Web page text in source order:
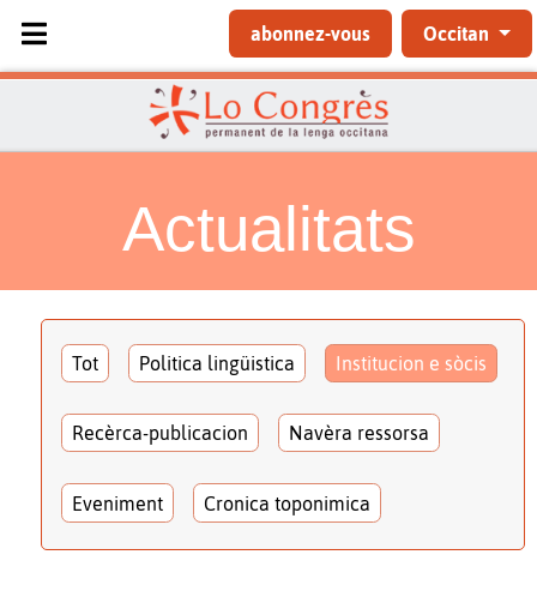
Sélectionnez votre langue
abonnez-vous Occitan
Actualitats
Tot Politica lingüistica Institucion e sòcis
Recèrca-publicacion Navèra ressorsa
Eveniment Cronica toponimica